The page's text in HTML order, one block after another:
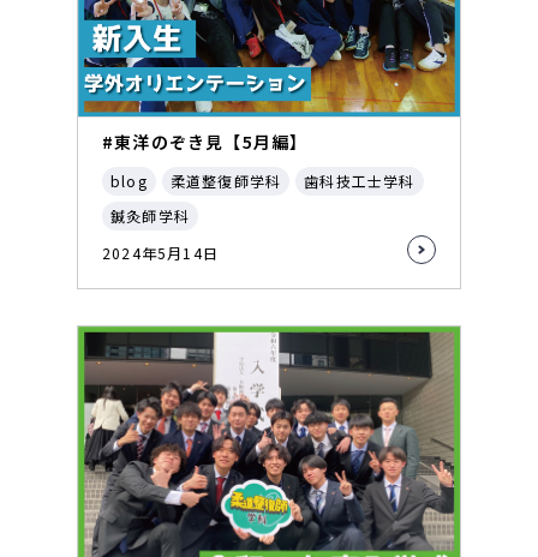
#東洋のぞき見【5月編】
blog 柔道整復師学科
歯科技工士学科
鍼灸師学科
2024年5月14日